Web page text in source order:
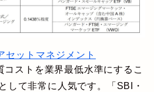
セットマネジメント
ストを業界最低水準にするこ
して非常に人気です。「SBI・